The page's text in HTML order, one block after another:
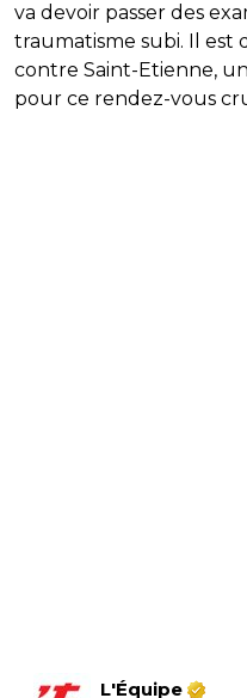
va devoir passer des
traumatisme subi. Il
contre Saint-Etienne,
pour ce rendez-vous
L'Équipe